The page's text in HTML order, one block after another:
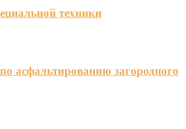
техники
асфальтированию загородного